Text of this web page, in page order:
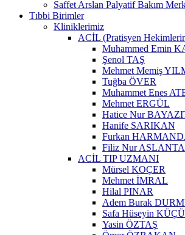
Saffet Arslan Palyatif Bakım
Tıbbi Birimler
Kliniklerimiz
ACİL (Pratisyen
Muhammed Emin
Şenol TAŞ
Mehmet Memiş
Tuğba ÖVER
Muhammet Enes
Mehmet ERGÜL
Hatice Nur
Hanife SARIKAN
Furkan
Filiz Nur
ACİL TIP UZMANI
Mürsel KOÇER
Mehmet İMRAL
Hilal PINAR
Adem Burak
Safa Hüseyin
Yasin ÖZTAŞ